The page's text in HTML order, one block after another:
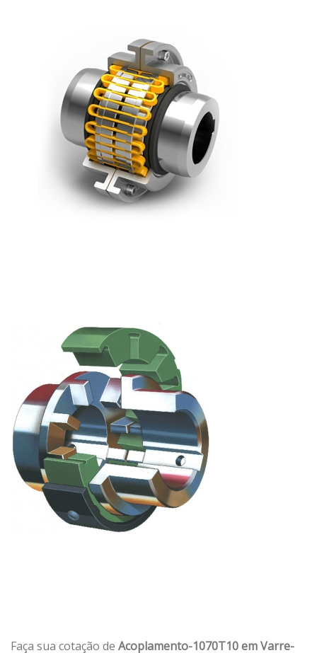
Faça sua cotação de Acoplamento-1070T10 em Varre-